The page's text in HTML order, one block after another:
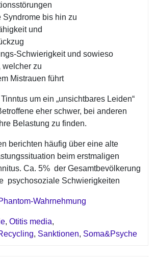
Syndrome bis hin zu
und
Schwierigkeit und sowieso
welcher zu
Mistrauen führt
um ein „unsichtbares Leiden“
eher schwer, bei anderen
Belastung zu finden.
berichten häufig über eine alte
beim erstmaligen
Ca. 5% der Gesamtbevölkerung
psychosoziale Schwierigkeiten
Wahrnehmung
, Otitis media,
, Sanktionen, Soma&Psyche